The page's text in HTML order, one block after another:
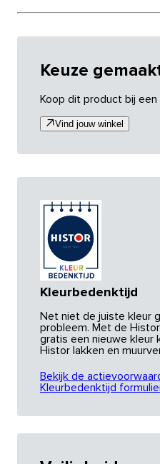
Keuze
Koop dit product bij
Vind jouw winkel
Kleurbedenktijd
Net niet de juiste kleur
probleem. Met de
gratis een nieuwe kleur
Histor lakken en
Bekijk de
Kleurbedenktijd